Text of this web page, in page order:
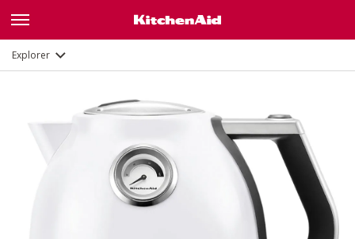
ExplorerGalerie